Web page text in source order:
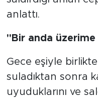
anlattı.
"Bir anda
Gece eşiyle birlikte
suladıktan sonra
uyuduklarını ve